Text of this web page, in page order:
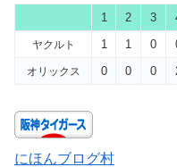
1 2 3
ヤクルト 1 1 0
オリックス 0 0 0
にほんブログ村